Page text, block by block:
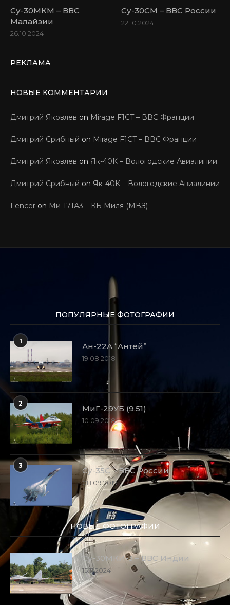
Су-30МКМ – ВВС
Малайзии
26.10.2024
Су-30СМ – ВВС России
22.10.2024
РЕКЛАМА
НОВЫЕ КОММЕНТАРИИ
Дмитрий Яковлев on Mirage F1CT – ВВС Франции
Дмитрий Срибный on Mirage F1CT – ВВС Франции
Дмитрий Яковлев on Як-40К – Вологодские Авиалинии
Дмитрий Срибный on Як-40К – Вологодские Авиалинии
Fencer on Ми-171А3 – КБ Миля (МВЗ)
ПОПУЛЯРНЫЕ ФОТОГРАФИИ
1
Ан-22А “Антей”
19.08.2018
2
МиГ-29УБ (9.51)
10.09.2018
3
Су-35С – ВВС России
08.09.2019
НОВЫЕ ФОТОГРАФИИ
Су-30МКИ-3 – ВВС Индии
15.11.2024